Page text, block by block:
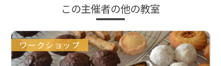
この主催者の他の教室
ワークショップ